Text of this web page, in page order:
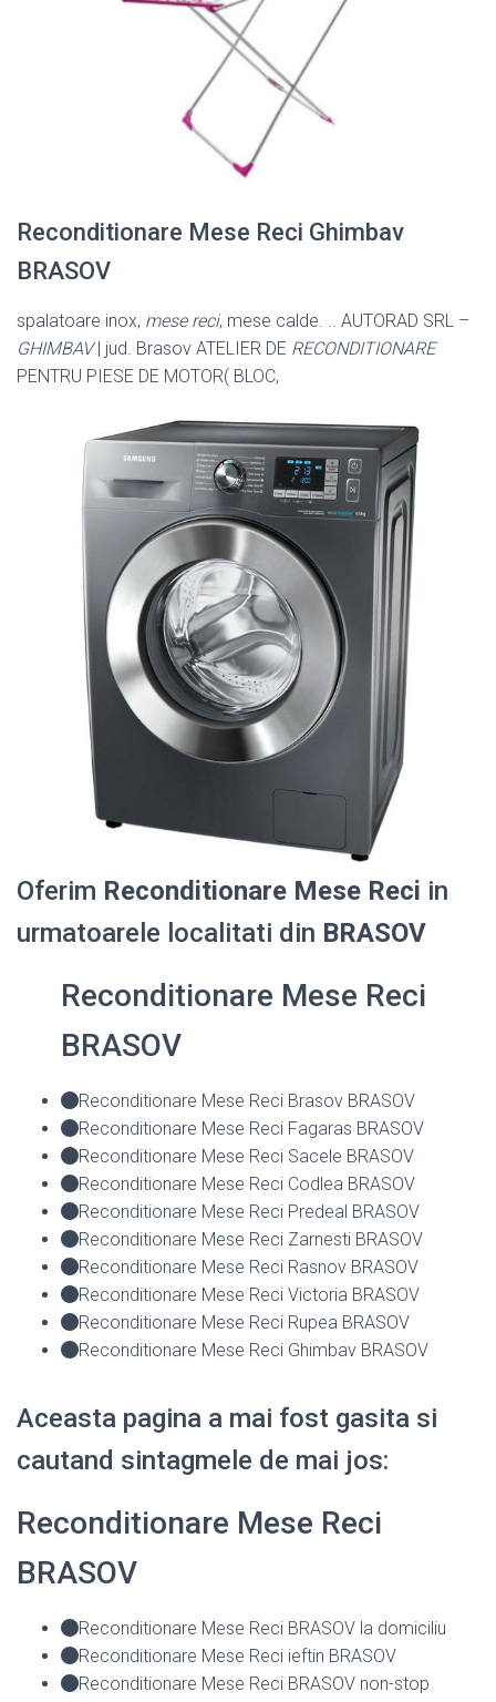
Reconditionare Mese Reci Ghimbav
BRASOV
spalatoare inox, mese reci, mese calde. .. AUTORAD SRL –
GHIMBAV| jud. Brasov ATELIER DE RECONDITIONARE
PENTRU PIESE DE MOTOR( BLOC,
Oferim Reconditionare Mese Reci in
urmatoarele localitati din BRASOV
Reconditionare Mese Reci
BRASOV
Reconditionare Mese Reci Brasov BRASOV
Reconditionare Mese Reci Fagaras BRASOV
Reconditionare Mese Reci Sacele BRASOV
Reconditionare Mese Reci Codlea BRASOV
Reconditionare Mese Reci Predeal BRASOV
Reconditionare Mese Reci Zarnesti BRASOV
Reconditionare Mese Reci Rasnov BRASOV
Reconditionare Mese Reci Victoria BRASOV
Reconditionare Mese Reci Rupea BRASOV
Reconditionare Mese Reci Ghimbav BRASOV
Aceasta pagina a mai fost gasita si
cautand sintagmele de mai jos:
Reconditionare Mese Reci
BRASOV
Reconditionare Mese Reci BRASOV la domiciliu
Reconditionare Mese Reci ieftin BRASOV
Reconditionare Mese Reci BRASOV non-stop